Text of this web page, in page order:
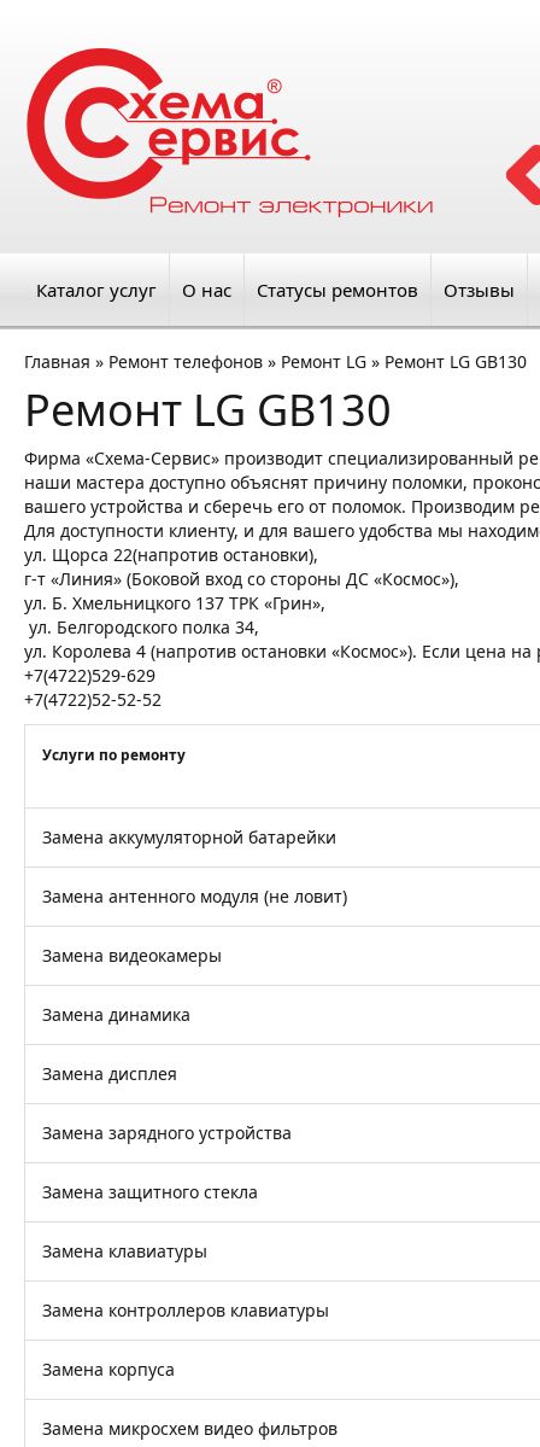
Каталог услуг О нас Статусы ремонтов Отзывы
Главная » Ремонт телефонов » Ремонт LG » Ремонт LG GB130
Ремонт LG GB130
Фирма «Схема-Сервис» производит специализированный
наши мастера доступно объяснят причину поломки,
вашего устройства и сберечь его от поломок. Производим
Для доступности клиенту, и для вашего удобства мы
ул. Щорса 22(напротив остановки),
г-т «Линия» (Боковой вход со стороны ДС «Космос»),
ул. Б. Хмельницкого 137 ТРК «Грин»,
ул. Белгородского полка 34,
ул. Королева 4 (напротив остановки «Космос»). Если цена
+7(4722)529-629
+7(4722)52-52-52
Услуги по ремонту
Замена аккумуляторной батарейки
Замена антенного модуля (не ловит)
Замена видеокамеры
Замена динамика
Замена дисплея
Замена зарядного устройства
Замена защитного стекла
Замена клавиатуры
Замена контроллеров клавиатуры
Замена корпуса
Замена микросхем видео фильтров